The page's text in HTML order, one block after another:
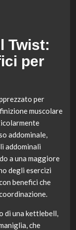
Twist:
per
per
muscolare
addominale,
addominali
a una maggiore
degli esercizi
benefici che
di una kettlebell,
che